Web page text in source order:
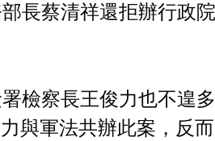
長蔡清祥還拒辦行政
檢察長王俊力也不遑
與軍法共辦此案，反